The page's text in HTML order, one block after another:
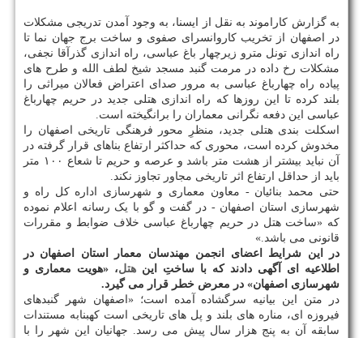
به گزارش کاراموند به نقل از ایسنا، به وجود آمدن تدریجی مشکلات
در اصفهان از تخریب کاروانسرای صفوی و ساخت برج جهان نما تا
راه اندازی تونل مترو زیرچهار باغ عباسی، راه اندازی گذرآقا نجفی،
مشکلات رخ داده در مرمت گنبد مسجد شیخ لطف الله و طرح های
پیاده راه چهارباغ عباسی به مرور صدای اعتراض فعالان میراثی را
بلند کرده تا این روزها که راه اندازی هتلی جدید در حریم چهارباغ
عباسی این دفعه نگرانی معماران را برانگیخته است.
اسکلت بندی هتلی جدید، منظرِ محور فرهنگی تاریخی اصفهان را
مخدوش کرده است، محوری که حداکثر ارتفاع بناهای قرار گرفته در
آن نباید بیشتر از هشت متر باشد و عرصه و حریم تا شعاع ۱۰۰ متر
باید از حداقل ارتفاع اثر تاریخی مجاور تجاوز نکند.
حتی محمد بنائیان - معاون معماری و شهرسازی اداره کل راه و
شهرسازی استان اصفهان - در گفت و گو با یک رسانه اعلام نموده
که «ساخت هتل در حریم چهارباغ عباسی خلاف ضوابط و مقررات
قانونی می باشد.»
در این شرایط اعضای انجمن مهندسان معمار استان اصفهان در
اطلاعیه ای آگهی دادند که با ساختِ این هتل، «هویت معماری و
شهرسازی اصفهان» در معرض خطر قرار می گیرد.
در متن این بیانیه سرگشاده آمده است؛ «اصفهان شهر گنبدهای
فیروزه ای، مناره های بلند و پل های تاریخی است کهبنابه مستندات
سابقه آن به پنج هزار سال پیش می رسد. جهانیان این شهر را با